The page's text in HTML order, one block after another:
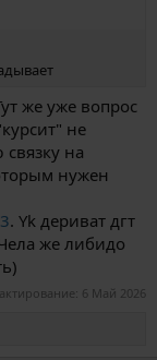
же уже вопрос
не
на
нужен
. Yk дериват дгт
же либидо
6 Май 2026